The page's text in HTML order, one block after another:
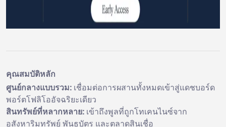
คุณสมบัติหลัก
ศูนย์กลางแบบรวม: เชื่อมต่อการผสานทั้งหมดเข้าสู่แดชบอร์ด
พอร์ตโฟลิโออัจฉริยะเดียว
สินทรัพย์ที่หลากหลาย: เข้าถึงพูลที่ถูกโทเคนไนซ์จาก
อสังหาริมทรัพย์ พันธบัตร และตลาดสินเชื่อ